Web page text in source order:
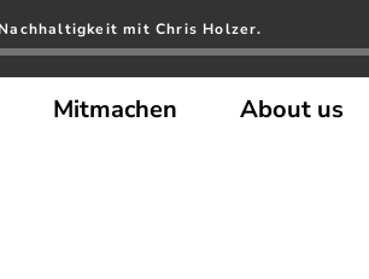
mit Chris Holzer.
Mitmachen About us